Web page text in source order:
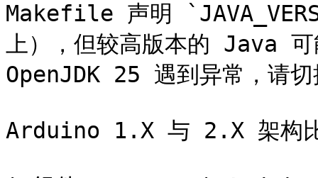
Makefile 声明
上），但较高版本的 Java
OpenJDK 25 遇到异常，请
Arduino 1.X 与 2.X 架构